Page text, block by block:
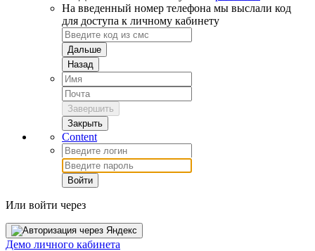
На введенный номер телефона мы выслали код
для доступа к личному кабинету
Дальше
Назад
Завершить
Закрыть
Content
Войти
Или войти через
Демо личного кабинета